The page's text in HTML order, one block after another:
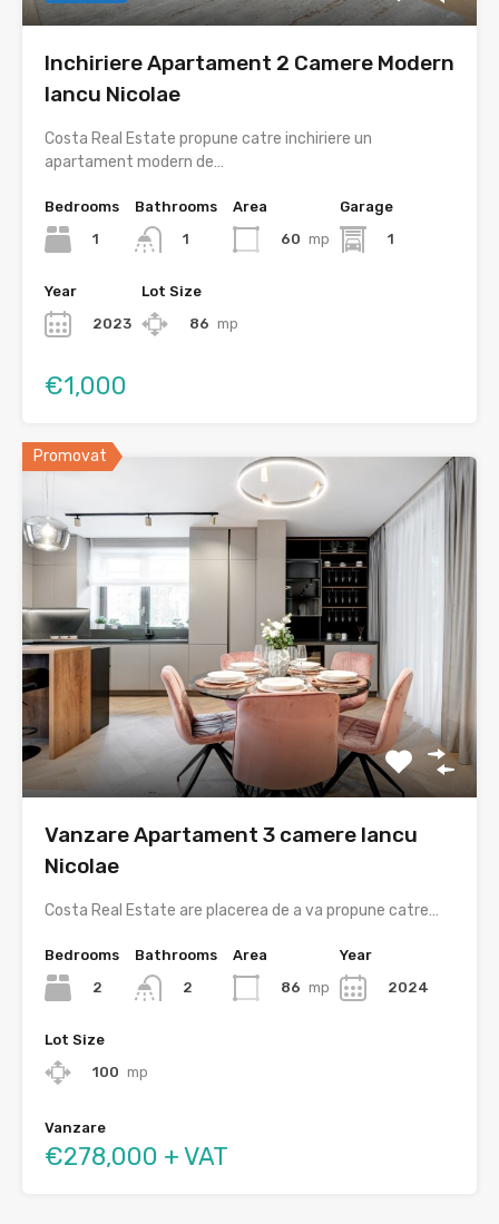
Inchiriere Apartament 2 Camere Modern
Iancu Nicolae
Costa Real Estate propune catre inchiriere un
apartament modern de…
Bedrooms
1
Bathrooms
1
Area
60 mp
Garage
1
Year
2023
Lot Size
86 mp
€1,000
Promovat
Vanzare Apartament 3 camere Iancu
Nicolae
Costa Real Estate are placerea de a va propune catre…
Bedrooms
2
Bathrooms
2
Area
86 mp
Year
2024
Lot Size
100 mp
Vanzare
€278,000 + VAT